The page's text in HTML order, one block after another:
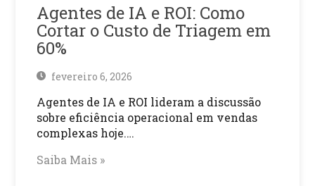
Agentes de IA e ROI: Como
Cortar o Custo de Triagem em
60%
fevereiro 6, 2026
Agentes de IA e ROI lideram a discussão
sobre eficiência operacional em vendas
complexas hoje.…
Saiba Mais »